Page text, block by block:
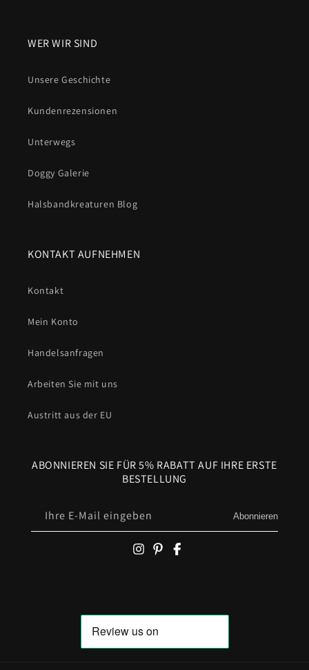
WER WIR SIND
Unsere Geschichte
Kundenrezensionen
Unterwegs
Doggy Galerie
Halsbandkreaturen Blog
KONTAKT AUFNEHMEN
Kontakt
Mein Konto
Handelsanfragen
Arbeiten Sie mit uns
Austritt aus der EU
ABONNIEREN SIE FÜR 5% RABATT AUF IHRE ERSTE
BESTELLUNG
Ihre E-Mail eingeben Abonnieren